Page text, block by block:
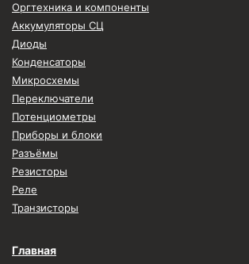
Оргтехника и компоненты
Аккумуляторы СЦ
Диоды
Конденсаторы
Микросхемы
Переключатели
Потенциометры
Приборы и блоки
Разъёмы
Резисторы
Реле
Транзисторы
Главная